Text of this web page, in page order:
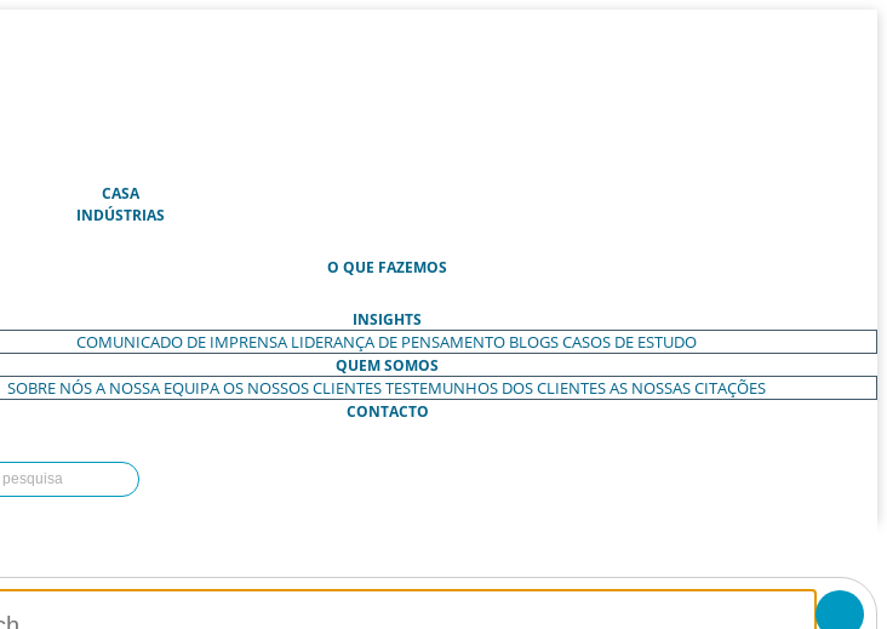
CASA(ATUAL)
INDÚSTRIAS
O QUE FAZEMOS
INSIGHTS
COMUNICADO DE IMPRENSA LIDERANÇA DE PENSAMENTO BLOGSCASOS DE ESTUDO
QUEM SOMOS
SOBRE NÓSA NOSSA EQUIPAOS NOSSOS CLIENTESTESTEMUNHOS DOS CLIENTESAS NOSSAS CITAÇÕES
CONTACTO